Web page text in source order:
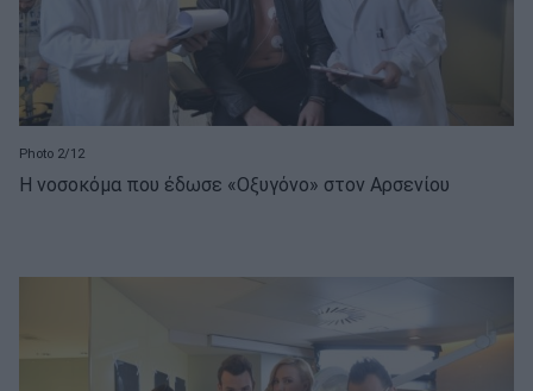
Photo 2/12
Η νοσοκόμα που έδωσε «Οξυγόνο» στον Αρσενίου